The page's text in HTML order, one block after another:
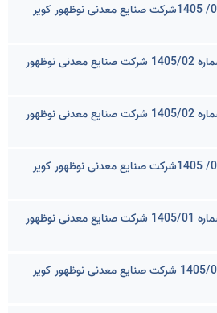
آگهی مزایده عمومی شماره 03/ 1405شرکت صنایع معدنی نوظهور کویر
آگهی تمدید مزایده عمومی شماره 1405/02 شرکت صنایع معدنی نوظهور
آگهی تمدید مزایده عمومی شماره 1405/02 شرکت صنایع معدنی نوظهور
آگهی مزایده عمومی شماره 02/ 1405شرکت صنایع معدنی نوظهور کویر
آگهی تمدید مزایده عمومی شماره 1405/01 شرکت صنایع معدنی نوظهور
آگهی مزایده عمومی شماره 1405/01 شرکت صنایع معدنی نوظهور کویر